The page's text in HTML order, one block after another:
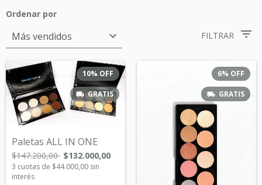
Ordenar por
FILTRAR
10%OFF
GRATIS
Paletas ALL IN ONE
$147.200,00 $132.000,00
3 cuotas de $44.000,00 sin
interés
6% OFF
GRATIS